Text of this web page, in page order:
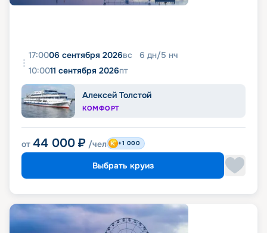
17:0006 сентября 2026вс 6 дн/5 нч
10:0011 сентября 2026пт
Алексей Толстой
КОМФОРТ
от 44 000 ₽ /чел +1 000
Выбрать круиз